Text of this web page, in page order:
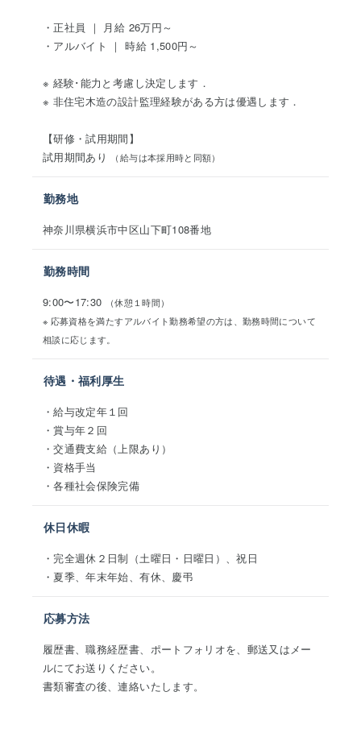
・正社員 ｜ 月給 26万円～
・アルバイト ｜ 時給 1,500円～
※ 経験･能力と考慮し決定します．
※ 非住宅木造の設計監理経験がある方は優遇します．
【研修・試用期間】
試用期間あり
（給与は本採用時と同額）
勤務地
神奈川県横浜市中区山下町108番地
勤務時間
9:00〜17:30
（休憩１時間）
※ 応募資格を満たすアルバイト勤務希望の方は、勤務時間について
相談に応じます。
待遇・福利厚生
・給与改定年１回
・賞与年２回
・交通費支給（上限あり）
・資格手当
・各種社会保険完備
休日休暇
・完全週休２日制（土曜日・日曜日）、祝日
・夏季、年末年始、有休、慶弔
応募方法
履歴書、職務経歴書、ポートフォリオを、郵送又はメー
ルにてお送りください。
書類審査の後、連絡いたします。